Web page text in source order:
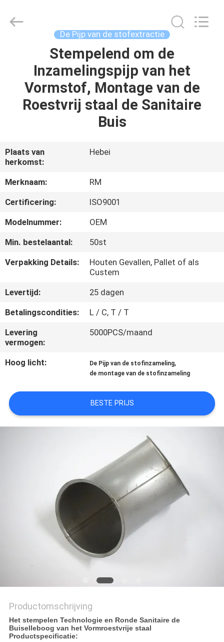
PRODUCTEN
FABRIEKSTOCHT
KWALITEITSCONTROLE
NEEM
CONTACT
MET
OP
NIEUWS
GEVALLEN
SITEMAP
PRIVACY
WOODOO
TRADE
De Pijp van de stofextractie
Stempelend om de
Inzamelingspijp van het
Vormstof, Montage van de
Roestvrij staal de Sanitaire
Buis
Plaats van
herkomst:
Hebei
Merknaam:
RM
Certificering:
ISO9001
Modelnummer:
OEM
Min. bestelaantal:
50st
Verpakking Details:
Houten Gevallen, Pallet of als
Custem
Levertijd:
25 dagen
Betalingscondities:
L / C, T / T
Levering
vermogen:
5000PCS/maand
Hoog licht: De Pijp van de stofinzameling,
de montage van de stofinzameling
BESTE PRIJS
Productomschrijving
Het stempelen Technologie en Ronde Sanitaire de
Buiselleboog van het Vormroestvrije staal
Productspecificatie: